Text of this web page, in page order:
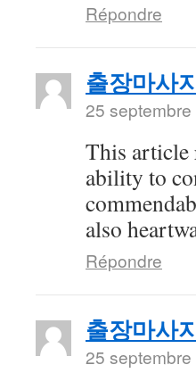
Répondre
출장마사
25
This article
ability to
also
Répondre
출장마사
25